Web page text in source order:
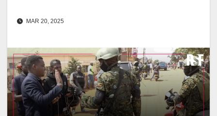
MAR 20, 2025